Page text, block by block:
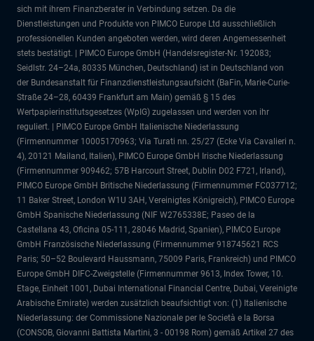
sich mit ihrem Finanzberater in Verbindung setzen. Da die
Dienstleistungen und Produkte von PIMCO Europe Ltd ausschließlich
professionellen Kunden angeboten werden, wird deren Angemessenheit
stets bestätigt. | PIMCO Europe GmbH (Handelsregister-Nr. 192083;
Seidlstr. 24–24a, 80335 München, Deutschland) ist in Deutschland von
der Bundesanstalt für Finanzdienstleistungsaufsicht (BaFin, Marie-Curie-
Straße 24–28, 60439 Frankfurt am Main) gemäß § 15 des
Wertpapierinstitutsgesetzes (WpIG) zugelassen und werden von ihr
reguliert. | PIMCO Europe GmbH Italienische Niederlassung
(Firmennummer 10005170963; Via Turati nn. 25/27 (Ecke Via Cavalieri n.
4), 20121 Mailand, Italien), PIMCO Europe GmbH Irische Niederlassung
(Firmennummer 909462; 57B Harcourt Street, Dublin D02 F721, Irland),
PIMCO Europe GmbH Britische Niederlassung (Firmennummer FC037712;
11 Baker Street, London W1U 3AH, Vereinigtes Königreich), PIMCO Europe
GmbH Spanische Niederlassung (NIF W2765338E; Paseo de la
Castellana 43, Oficina 05-111, 28046 Madrid, Spanien), PIMCO Europe
GmbH Französische Niederlassung (Firmennummer 918745621 RCS
Paris; 50–52 Boulevard Haussmann, 75009 Paris, Frankreich) und PIMCO
Europe GmbH DIFC-Zweigstelle (Firmennummer 9613, Index Tower, 10.
Etage, Einheit 1001, Dubai International Financial Centre, Dubai, Vereinigte
Arabische Emirate) werden zusätzlich beaufsichtigt von: (1) Italienische
Niederlassung: der Commissione Nazionale per le Società e la Borsa
(CONSOB, Giovanni Battista Martini, 3 - 00198 Rom) gemäß Artikel 27 des